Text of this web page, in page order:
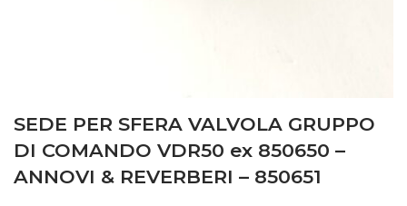
SEDE PER SFERA VALVOLA GRUPPO
DI COMANDO VDR50 ex 850650 –
ANNOVI & REVERBERI – 850651